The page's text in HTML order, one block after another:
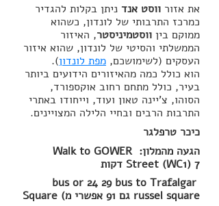
את אזור ווסט אנד ניתן בקלות להגדיר
כמרכז התרבותי של לונדון, כשהוא
ממוקם בין ווסטמיניסטר, האיזור
הממשלתי והסיטי של לונדון, שהוא איזור
העסקים (לשימושכם, מפת לונדון).
הוא כולל כמה מהאיזורים הידועים ביותר
בעיר, כולל מתחם רחוב אוקספורד,
הסוהו, צ'יינה טאון ועוד, וייחודו באתרי
התרבות הרבים ובחיי הלילה המצויינים.
כיכר טרפלגר
הגעה מהמלון: Walk to GOWER
Street (WC1) 7 דקות
Square (גם 91 אפשרי מ russel square